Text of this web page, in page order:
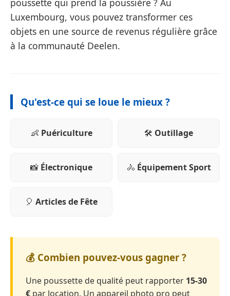
Luxembourg, vous pouvez transformer ces
objets en une source de revenus régulière grâce
à la communauté Deelen.
Qu'est-ce qui se loue le mieux ?
👶 Puériculture 🛠️ Outillage
📸 Électronique 🚴 Équipement Sport
🎈 Articles de Fête
💰 Combien pouvez-vous gagner ?
Une poussette de qualité peut rapporter 15-30
€ par location. Un appareil photo pro peut